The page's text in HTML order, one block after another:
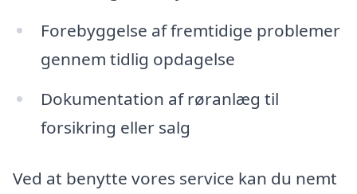
Forebyggelse af fremtidige problemer
gennem tidlig opdagelse
Dokumentation af røranlæg til
forsikring eller salg
Ved at benytte vores service kan du nemt